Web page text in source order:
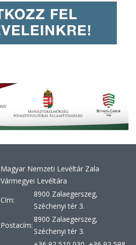
Magyar Nemzeti Levéltár Zala
Vármegyei Levéltára
Cím:
8900 Zalaegerszeg,
Széchenyi tér 3.
Postacím:
8900 Zalaegerszeg,
Széchenyi tér 3.